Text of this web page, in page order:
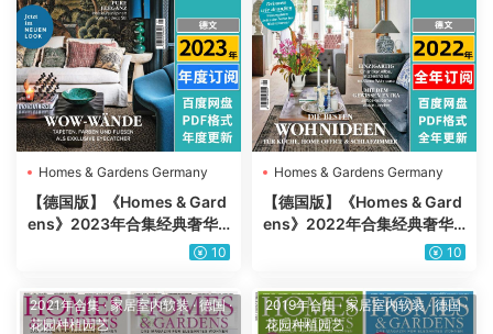
Homes & Gardens Germany
【德国版】《Homes & Gard
ens》2023年合集经典奢华
潮流室内软装花园庭院设计P
10
Homes & Gardens Germany
【德国版】《Homes & Gard
ens》2022年合集经典奢华
潮流室内软装花园庭院设计P
10
2021年合集·家居室内软装·德国·
花园种植园艺
2019年合集·家居室内软装·德国·
花园种植园艺